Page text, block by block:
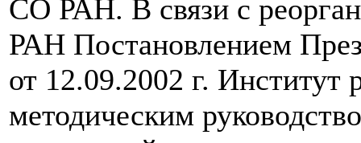
СО РАН. В связи с
РАН Постановлением
от 12.09.2002 г. Институт
методическим